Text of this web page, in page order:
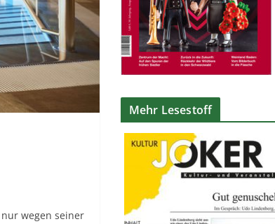
wegen seiner
Mehr Lesestoff